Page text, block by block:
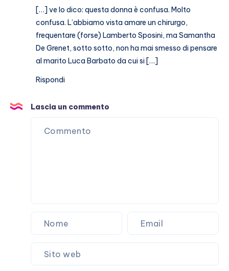
[…] ve lo dico: questa donna è confusa. Molto
confusa. L’abbiamo vista amare un chirurgo,
frequentare (forse) Lamberto Sposini, ma Samantha
De Grenet, sotto sotto, non ha mai smesso di pensare
al marito Luca Barbato da cui si […]
Rispondi
Lascia un commento